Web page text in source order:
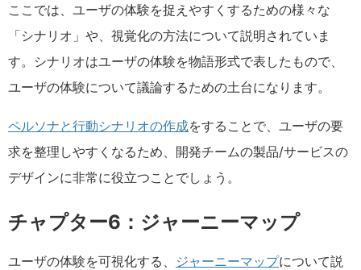
ここでは、ユーザの体験を捉えやすくするための様々な
「シナリオ」や、視覚化の方法について説明されていま
す。シナリオはユーザの体験を物語形式で表したもので、
ユーザの体験について議論するための土台になります。
ペルソナと行動シナリオの作成をすることで、ユーザの要
求を整理しやすくなるため、開発チームの製品/サービスの
デザインに非常に役立つことでしょう。
チャプター6：ジャーニーマップ
ユーザの体験を可視化する、 ジャーニーマップについて説